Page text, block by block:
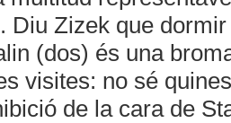
Diu Zizek que
(dos) és una
visites: no sé
de la cara de